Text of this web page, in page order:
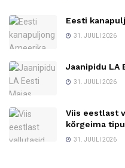
Eesti
31. JUULI 2026
Jaanipidu LA
31. JUULI 2026
Viis eestlast
kõrgeima tipu
31. JUULI 2026